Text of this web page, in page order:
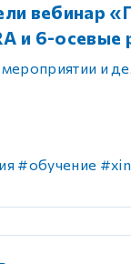
вебинар
и 6-осевые
мероприятии и
#обучение